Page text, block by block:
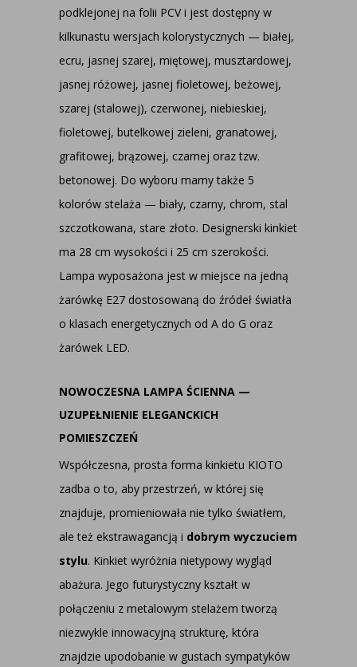
podklejonej na folii PCV i jest dostępny w
kilkunastu wersjach kolorystycznych — białej,
ecru, jasnej szarej, miętowej, musztardowej,
jasnej różowej, jasnej fioletowej, beżowej,
szarej (stalowej), czerwonej, niebieskiej,
fioletowej, butelkowej zieleni, granatowej,
grafitowej, brązowej, czarnej oraz tzw.
betonowej. Do wyboru mamy także 5
kolorów stelaża — biały, czarny, chrom, stal
szczotkowana, stare złoto. Designerski kinkiet
ma 28 cm wysokości i 25 cm szerokości.
Lampa wyposażona jest w miejsce na jedną
żarówkę E27 dostosowaną do źródeł światła
o klasach energetycznych od A do G oraz
żarówek LED.
NOWOCZESNA LAMPA ŚCIENNA —
UZUPEŁNIENIE ELEGANCKICH
POMIESZCZEŃ
Współczesna, prosta forma kinkietu KIOTO
zadba o to, aby przestrzeń, w której się
znajduje, promieniowała nie tylko światłem,
ale też ekstrawagancją i dobrym wyczuciem
stylu. Kinkiet wyróżnia nietypowy wygląd
abażura. Jego futurystyczny kształt w
połączeniu z metalowym stelażem tworzą
niezwykle innowacyjną strukturę, która
znajdzie upodobanie w gustach sympatyków